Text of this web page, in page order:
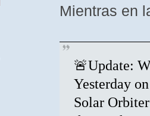
Mientras en
🚨Update:
Yesterday
Solar